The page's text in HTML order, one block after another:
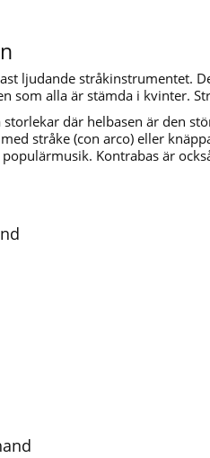
ljudande stråkinstrumentet.
som alla är stämda i kvinter.
där helbasen är den
stråke (con arco) eller
populärmusik. Kontrabas är